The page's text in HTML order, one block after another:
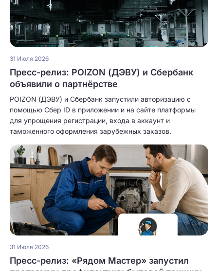
31 Июля 2026
Пресс-релиз: POIZON (ДЭВУ) и Сбербанк
объявили о партнёрстве
POIZON (ДЭВУ) и Сбербанк запустили авторизацию с
помощью Сбер ID в приложении и на сайте платформы
для упрощения регистрации, входа в аккаунт и
таможенного оформления зарубежных заказов.
31 Июля 2026
Пресс-релиз: «Рядом Мастер» запустил